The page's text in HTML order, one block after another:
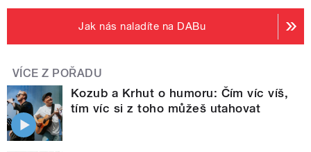
Jak nás naladíte na DABu
VÍCE Z POŘADU
Kozub a Krhut o humoru: Čím víc víš,
tím víc si z toho můžeš utahovat